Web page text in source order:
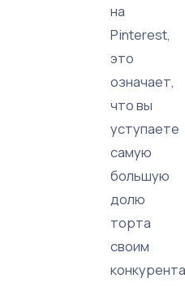
на
Pinterest,
это
означает,
что вы
уступаете
самую
большую
долю
торта
своим